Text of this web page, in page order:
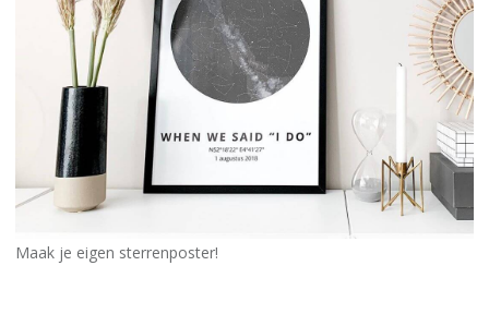
Maak je eigen sterrenposter!